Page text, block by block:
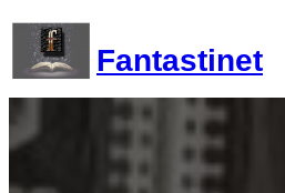
contenu
Fantastinet